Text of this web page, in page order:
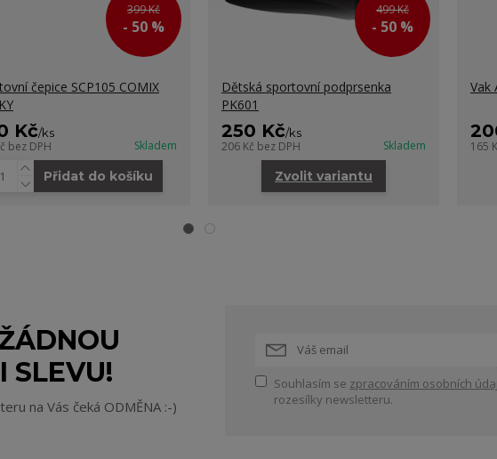
399 Kč
- 50 %
čepice SCP105 COMIX
Kč/ks
bez DPH Skladem
Přidat do košíku
499 Kč
- 50 %
Dětská sportovní podprsenka
PK601
250 Kč/ks
206 Kč bez DPH Skladem
Zvolit variantu
Vak
165
SLEVU!
na Vás čeká ODMĚNA :-)
Souhlasím se zpracováním osobních
rozesílky newsletteru.